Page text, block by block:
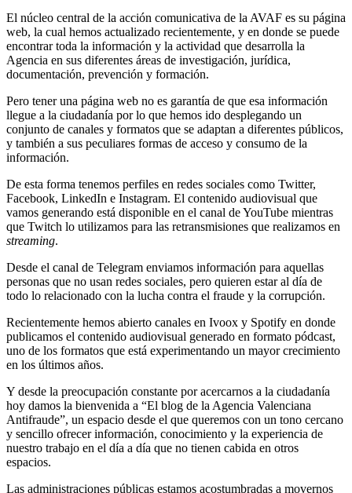
El núcleo central de la acción comunicativa de la AVAF es su página
web, la cual hemos actualizado recientemente, y en donde se puede
encontrar toda la información y la actividad que desarrolla la
Agencia en sus diferentes áreas de investigación, jurídica,
documentación, prevención y formación.
Pero tener una página web no es garantía de que esa información
llegue a la ciudadanía por lo que hemos ido desplegando un
conjunto de canales y formatos que se adaptan a diferentes públicos,
y también a sus peculiares formas de acceso y consumo de la
información.
De esta forma tenemos perfiles en redes sociales como Twitter,
Facebook, LinkedIn e Instagram. El contenido audiovisual que
vamos generando está disponible en el canal de YouTube mientras
que Twitch lo utilizamos para las retransmisiones que realizamos en
streaming.
Desde el canal de Telegram enviamos información para aquellas
personas que no usan redes sociales, pero quieren estar al día de
todo lo relacionado con la lucha contra el fraude y la corrupción.
Recientemente hemos abierto canales en Ivoox y Spotify en donde
publicamos el contenido audiovisual generado en formato pódcast,
uno de los formatos que está experimentando un mayor crecimiento
en los últimos años.
Y desde la preocupación constante por acercarnos a la ciudadanía
hoy damos la bienvenida a “El blog de la Agencia Valenciana
Antifraude”, un espacio desde el que queremos con un tono cercano
y sencillo ofrecer información, conocimiento y la experiencia de
nuestro trabajo en el día a día que no tienen cabida en otros
espacios.
Las administraciones públicas estamos acostumbradas a movernos